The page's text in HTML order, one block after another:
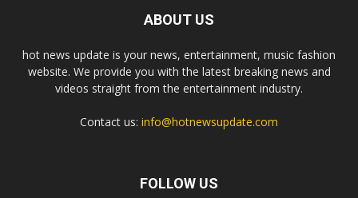
ABOUT US
hot news update is your news, entertainment, music fashion
website. We provide you with the latest breaking news and
videos straight from the entertainment industry.
Contact us: info@hotnewsupdate.com
FOLLOW US